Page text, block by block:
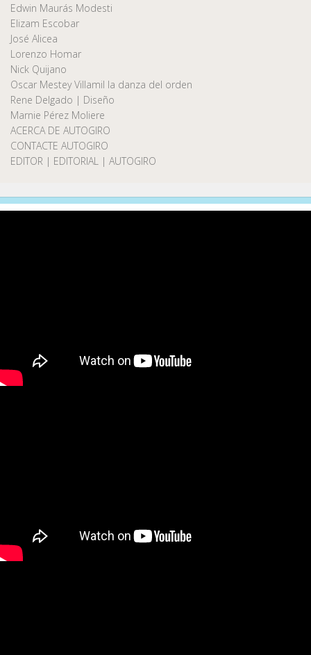
Edwin Maurás Modesti
Elizam Escobar
José Alicea
Lorenzo Homar
Nick Quijano
Oscar Mestey Villamil la danza del orden
Rene Delgado | Diseño
Marnie Pérez Moliere
ACERCA DE AUTOGIRO
CONTACTE AUTOGIRO
EDITOR | EDITORIAL | AUTOGIRO